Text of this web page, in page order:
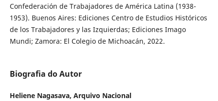
Confederación de Trabajadores de América Latina (1938-
1953). Buenos Aires: Ediciones Centro de Estudios Históricos
de los Trabajadores y las Izquierdas; Ediciones Imago
Mundi; Zamora: El Colegio de Michoacán, 2022.
Biografia do Autor
Heliene Nagasava, Arquivo Nacional